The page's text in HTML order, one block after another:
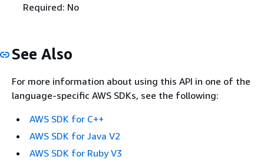
Required: No
See Also
For more information about using this API in one of the
language-specific AWS SDKs, see the following:
AWS SDK for C++
AWS SDK for Java V2
AWS SDK for Ruby V3